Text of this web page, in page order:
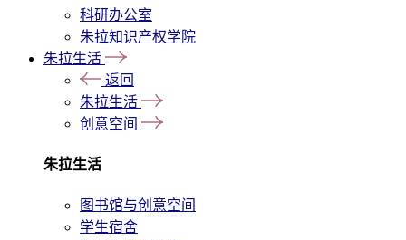
科研办公室
朱拉知识产权学院
朱拉生活
返回
朱拉生活
创意空间
朱拉生活
图书馆与创意空间
学生宿舍